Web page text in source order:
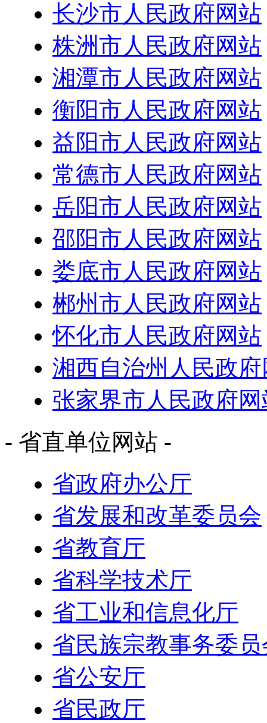
长沙市人民政府网站
株洲市人民政府网站
湘潭市人民政府网站
衡阳市人民政府网站
益阳市人民政府网站
常德市人民政府网站
岳阳市人民政府网站
邵阳市人民政府网站
娄底市人民政府网站
郴州市人民政府网站
怀化市人民政府网站
湘西自治州人民政
张家界市人民政府网
- 省直单位网站 -
省政府办公厅
省发展和改革委员会
省教育厅
省科学技术厅
省工业和信息化厅
省民族宗教事务委员
省公安厅
省民政厅